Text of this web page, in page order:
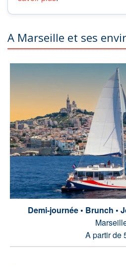
A Marseille et ses
Demi-journée • Brunch •
A partir de